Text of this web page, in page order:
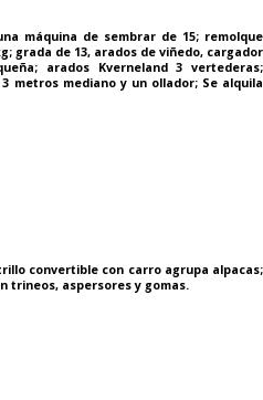
máquina de sembrar de 15; remolque
grada de 13, arados de viñedo, cargador
arados Kverneland 3 vertederas;
metros mediano y un ollador; Se alquila
convertible con carro agrupa alpacas;
trineos, aspersores y gomas.